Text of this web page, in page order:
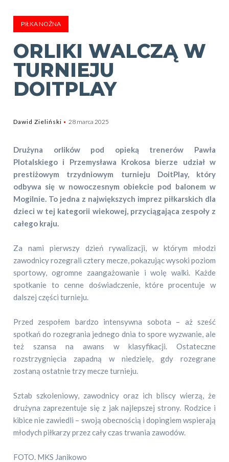
PIŁKA NOŻNA
ORLIKI WALCZĄ W
TURNIEJU
DOITPLAY
Dawid Zieliński 28 marca 2025
Drużyna orlików pod opieką trenerów Pawła
Plotalskiego i Przemysława Krokosa bierze udział w
prestiżowym trzydniowym turnieju DoitPlay, który
odbywa się w nowoczesnym obiekcie pod balonem w
Mogilnie. To jedna z największych imprez piłkarskich dla
dzieci w tej kategorii wiekowej, przyciągająca zespoły z
całego kraju.
Za nami pierwszy dzień rywalizacji, w którym młodzi
zawodnicy rozegrali cztery mecze, pokazując wysoki poziom
sportowy, ogromne zaangażowanie i wolę walki. Każde
spotkanie to cenne doświadczenie, które procentuje w
dalszej części turnieju.
Przed zespołem bardzo intensywna sobota – aż sześć
spotkań do rozegrania jednego dnia to spore wyzwanie, ale
też szansa na awans w klasyfikacji. Ostateczne
rozstrzygnięcia zapadną w niedzielę, gdy rozegrane
zostaną ostatnie trzy mecze turnieju.
Sztab szkoleniowy, zawodnicy oraz ich bliscy wierzą, że
drużyna zaprezentuje się z jak najlepszej strony. Rodzice i
kibice nie zawiedli – swoją obecnością i dopingiem wspierają
młodych piłkarzy przez cały czas trwania zawodów.
FOTO. MKS Janikowo